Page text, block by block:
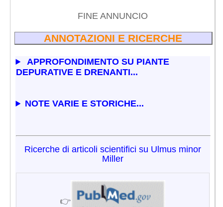
FINE ANNUNCIO
ANNOTAZIONI E RICERCHE
APPROFONDIMENTO SU PIANTE
DEPURATIVE E DRENANTI...
NOTE VARIE E STORICHE...
Ricerche di articoli scientifici su Ulmus minor
Miller
👉